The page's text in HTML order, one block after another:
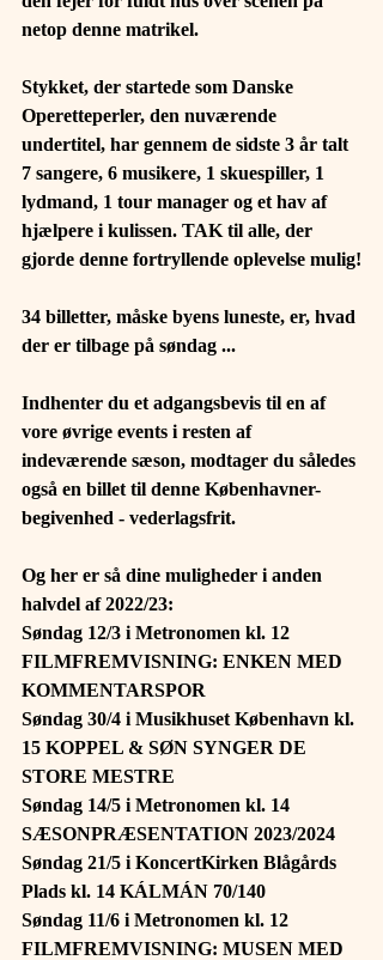
netop denne matrikel.
Stykket, der startede som Danske
Operetteperler, den nuværende
undertitel, har gennem de sidste 3 år talt
7 sangere, 6 musikere, 1 skuespiller, 1
lydmand, 1 tour manager og et hav af
hjælpere i kulissen. TAK til alle, der
gjorde denne fortryllende oplevelse mulig!
34 billetter, måske byens luneste, er, hvad
der er tilbage på søndag ...
Indhenter du et adgangsbevis til en af
vore øvrige events i resten af
indeværende sæson, modtager du således
også en billet til denne Københavner-
begivenhed - vederlagsfrit.
Og her er så dine muligheder i anden
halvdel af 2022/23:
Søndag 12/3 i Metronomen kl. 12
FILMFREMVISNING: ENKEN MED
KOMMENTARSPOR
Søndag 30/4 i Musikhuset København kl.
15 KOPPEL & SØN SYNGER DE
STORE MESTRE
Søndag 14/5 i Metronomen kl. 14
SÆSONPRÆSENTATION 2023/2024
Søndag 21/5 i KoncertKirken Blågårds
Plads kl. 14 KÁLMÁN 70/140
Søndag 11/6 i Metronomen kl. 12
FILMFREMVISNING: MUSEN MED